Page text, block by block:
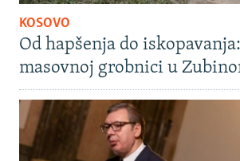
KOSOVO
Od hapšenja do
masovnoj grobnici u